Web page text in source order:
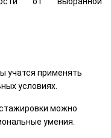
учатся применять
условиях.
можно
умения.